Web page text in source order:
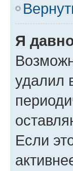
Я
удалил
Если